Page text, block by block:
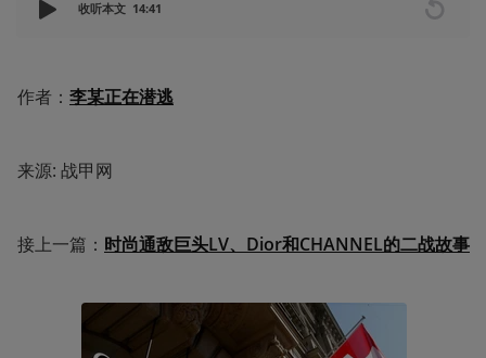
收听本文 14:41
作者： 李某正在潜逃
来源: 战甲网
接上一篇： 时尚通敌巨头LV、Dior和CHANNEL的二战故事